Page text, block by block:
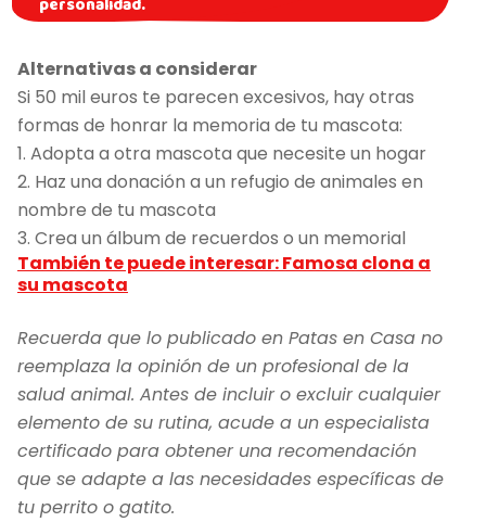
personalidad.
Alternativas a considerar
Si 50 mil euros te parecen excesivos, hay otras
formas de honrar la memoria de tu mascota:
1. Adopta a otra mascota que necesite un hogar
2. Haz una donación a un refugio de animales en
nombre de tu mascota
3. Crea un álbum de recuerdos o un memorial
También te puede interesar: Famosa clona a
su mascota
Recuerda que lo publicado en Patas en Casa no
reemplaza la opinión de un profesional de la
salud animal. Antes de incluir o excluir cualquier
elemento de su rutina, acude a un especialista
certificado para obtener una recomendación
que se adapte a las necesidades específicas de
tu perrito o gatito.